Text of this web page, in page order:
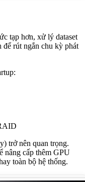
tạp hơn, xử lý dataset
để rút ngắn chu kỳ phát
trở nên quan trọng.
nâng cấp thêm GPU
toàn bộ hệ thống.